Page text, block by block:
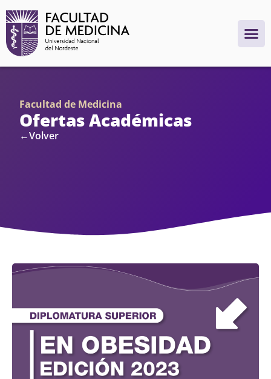
Facultad de Medicina
Ofertas Académicas
←Volver